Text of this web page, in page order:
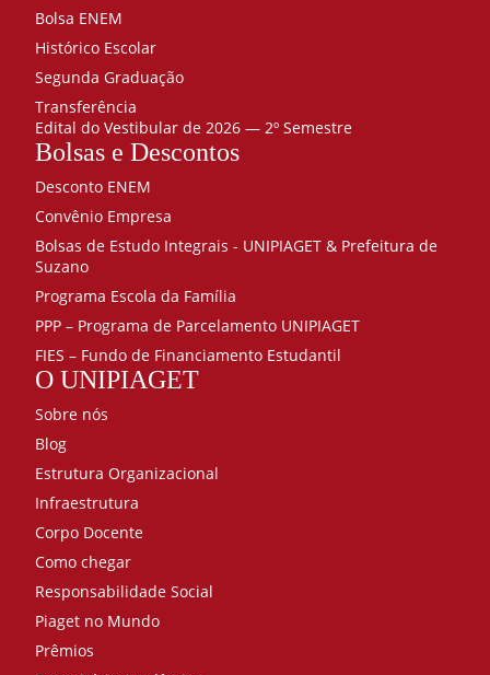
Bolsa ENEM
Histórico Escolar
Segunda Graduação
Transferência
Edital do Vestibular de 2026 — 2º Semestre
Bolsas e Descontos
Desconto ENEM
Convênio Empresa
Bolsas de Estudo Integrais - UNIPIAGET & Prefeitura de
Suzano
Programa Escola da Família
PPP – Programa de Parcelamento UNIPIAGET
FIES – Fundo de Financiamento Estudantil
O UNIPIAGET
Sobre nós
Blog
Estrutura Organizacional
Infraestrutura
Corpo Docente
Como chegar
Responsabilidade Social
Piaget no Mundo
Prêmios